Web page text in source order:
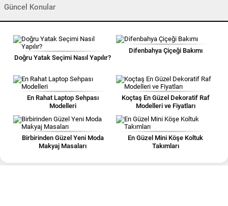
Güncel Konular
Doğru Yatak Seçimi Nasıl Yapılır?
Difenbahya Çiçeği Bakımı
En Rahat Laptop Sehpası
Modelleri
Koçtaş En Güzel Dekoratif Raf
Modelleri ve Fiyatları
Birbirinden Güzel Yeni Moda
Makyaj Masaları
En Güzel Mini Köşe Koltuk
Takımları